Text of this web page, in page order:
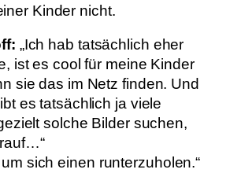
Kinder nicht.
„Ich hab tatsächlich eher
ist es cool für meine Kinder
sie das im Netz finden. Und
es tatsächlich ja viele
solche Bilder suchen,
sich einen runterzuholen.“